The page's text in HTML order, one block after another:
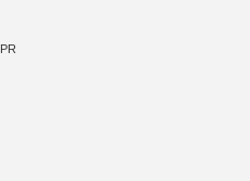
PR